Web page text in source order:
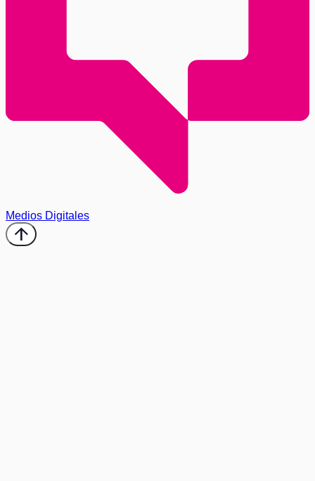
Medios Digitales
arrow_upward